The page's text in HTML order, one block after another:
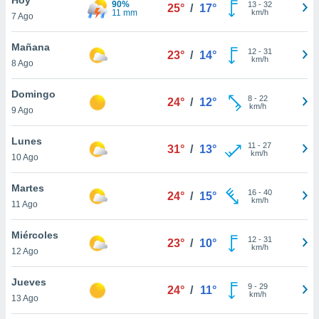
y
en
más
de
7 Ago
90%
11 mm
25° / 17° 13- 32
km/h
Mañana
8 Ago
23° / 14° 12- 31
km/h
Domingo
9 Ago
24° / 12° 8- 22
km/h
Lunes
10 Ago
31° / 13° 11 - 27
km/h
Martes
11 Ago
24° / 15° 16- 40
km/h
Miércoles
12 Ago
23° / 10° 12- 31
km/h
Jueves
13 Ago
24° / 11° 9- 29
km/h